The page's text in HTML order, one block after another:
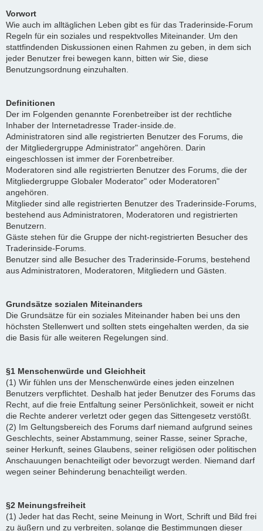
Vorwort
Wie auch im alltäglichen Leben gibt es für das Traderinside-Forum
Regeln für ein soziales und respektvolles Miteinander. Um den
stattfindenden Diskussionen einen Rahmen zu geben, in dem sich
jeder Benutzer frei bewegen kann, bitten wir Sie, diese
Benutzungsordnung einzuhalten.
Definitionen
Der im Folgenden genannte Forenbetreiber ist der rechtliche
Inhaber der Internetadresse Trader-inside.de.
Administratoren sind alle registrierten Benutzer des Forums, die
der Mitgliedergruppe Administrator" angehören. Darin
eingeschlossen ist immer der Forenbetreiber.
Moderatoren sind alle registrierten Benutzer des Forums, die der
Mitgliedergruppe Globaler Moderator" oder Moderatoren"
angehören.
Mitglieder sind alle registrierten Benutzer des Traderinside-Forums,
bestehend aus Administratoren, Moderatoren und registrierten
Benutzern.
Gäste stehen für die Gruppe der nicht-registrierten Besucher des
Traderinside-Forums.
Benutzer sind alle Besucher des Traderinside-Forums, bestehend
aus Administratoren, Moderatoren, Mitgliedern und Gästen.
Grundsätze sozialen Miteinanders
Die Grundsätze für ein soziales Miteinander haben bei uns den
höchsten Stellenwert und sollten stets eingehalten werden, da sie
die Basis für alle weiteren Regelungen sind.
§1 Menschenwürde und Gleichheit
(1) Wir fühlen uns der Menschenwürde eines jeden einzelnen
Benutzers verpflichtet. Deshalb hat jeder Benutzer des Forums das
Recht, auf die freie Entfaltung seiner Persönlichkeit, soweit er nicht
die Rechte anderer verletzt oder gegen das Sittengesetz verstößt.
(2) Im Geltungsbereich des Forums darf niemand aufgrund seines
Geschlechts, seiner Abstammung, seiner Rasse, seiner Sprache,
seiner Herkunft, seines Glaubens, seiner religiösen oder politischen
Anschauungen benachteiligt oder bevorzugt werden. Niemand darf
wegen seiner Behinderung benachteiligt werden.
§2 Meinungsfreiheit
(1) Jeder hat das Recht, seine Meinung in Wort, Schrift und Bild frei
zu äußern und zu verbreiten, solange die Bestimmungen dieser